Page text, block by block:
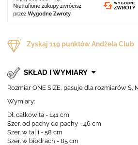
Zyskaj 119 punktów Andżela Club
SKŁAD I WYMIARY
Rozmiar ONE SIZE, pasuje dla rozmiarów S,
Wymiary:
Dł. całkowita - 141 cm
Szer. od pachy do pachy - 46 cm
Szer. w talii - 58 cm
Szer. w biodrach - 85 cm